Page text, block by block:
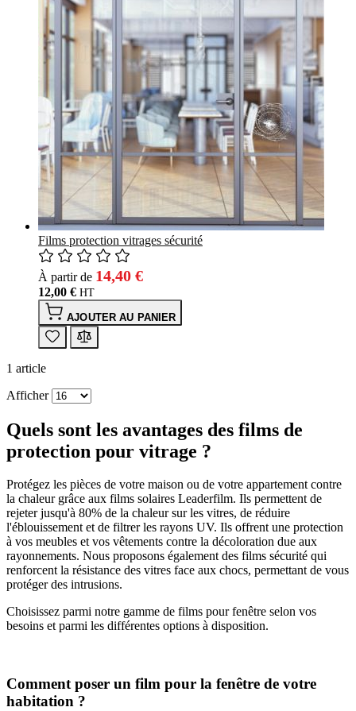
Films protection vitrages sécurité
À partir de 14,40 €
12,00 €
AJOUTER AU PANIER
1 article
Afficher
Quels sont les avantages des films de
protection pour vitrage ?
Protégez les pièces de votre maison ou de votre appartement contre
la chaleur grâce aux films solaires Leaderfilm. Ils permettent de
rejeter jusqu'à 80% de la chaleur sur les vitres, de réduire
l'éblouissement et de filtrer les rayons UV. Ils offrent une protection
à vos meubles et vos vêtements contre la décoloration due aux
rayonnements. Nous proposons également des films sécurité qui
renforcent la résistance des vitres face aux chocs, permettant de vous
protéger des intrusions.
Choisissez parmi notre gamme de films pour fenêtre selon vos
besoins et parmi les différentes options à disposition.
Comment poser un film pour la fenêtre de votre
habitation ?